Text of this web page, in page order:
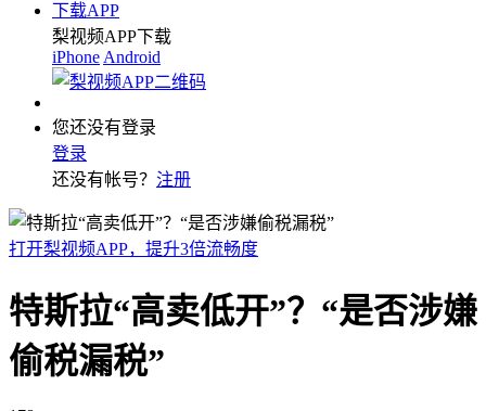
下载APP
梨视频APP下载
iPhone Android
您还没有登录
登录
还没有帐号？ 注册
打开梨视频APP，提升3倍流畅度
特斯拉“高卖低开”？“是否涉嫌
偷税漏税”